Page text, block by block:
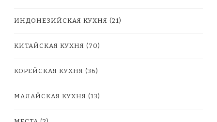
ИНДОНЕЗИЙСКАЯ КУХНЯ (21)
КИТАЙСКАЯ КУХНЯ (70)
КОРЕЙСКАЯ КУХНЯ (36)
МАЛАЙСКАЯ КУХНЯ (13)